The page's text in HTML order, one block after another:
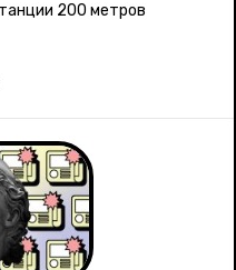
200 метров